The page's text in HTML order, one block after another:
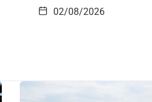
02/08/2026